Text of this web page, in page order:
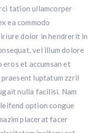
tation ullamcorper
ea commodo
dolor in hendrerit in
vel illum dolore
et accumsan et
luptatum zzril
nulla facilisi. Nam
option congue
placerat facer